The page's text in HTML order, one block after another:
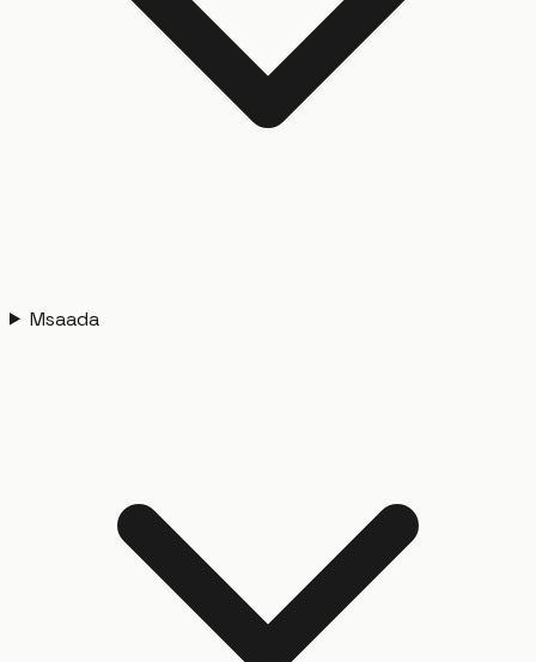
Msaada